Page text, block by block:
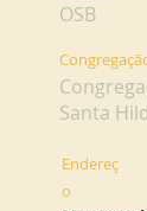
OSB
Santa
Endereç
o